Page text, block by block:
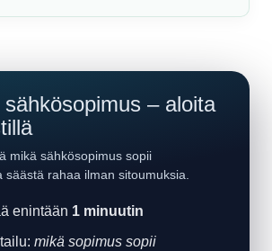
sähkösopimus – aloita
mikä sähkösopimus sopii
säästä rahaa ilman sitoumuksia.
enintään 1 minuutin
mikä sopimus sopii